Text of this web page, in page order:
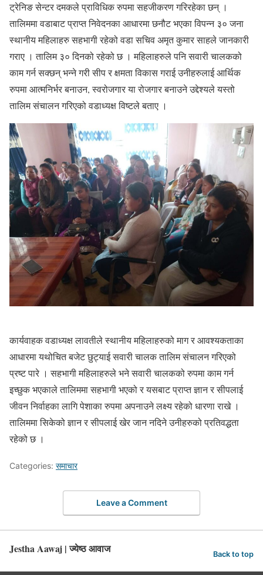
ट्रेनिङ सेन्टर दमकले प्राविधिक रुपमा सहजीकरण गरिरहेका छन् ।
तालिममा वडाबाट प्राप्त निवेदनका आधारमा छनौट भएका विपन्न ३० जना
स्थानीय महिलाहरु सहभागी रहेको वडा सचिव अमृत कुमार साहले जानकारी
गराए । तालिम ३० दिनको रहेको छ । महिलाहरुले पनि सवारी चालकको
काम गर्न सक्छन् भन्ने गरी सीप र क्षमता विकास गराई उनीहरुलाई आर्थिक
रुपमा आत्मनिर्भर बनाउन, स्वरोजगार या रोजगार बनाउने उद्देश्यले यस्तो
तालिम संचालन गरिएको वडाध्यक्ष विष्टले बताए ।
कार्यवाहक वडाध्यक्ष लावतीले स्थानीय महिलाहरुको माग र आवश्यकताका
आधारमा यथोचित बजेट छुट्याई सवारी चालक तालिम संचालन गरिएको
प्रष्ट पारे । सहभागी महिलाहरुले भने सवारी चालकको रुपमा काम गर्न
इच्छुक भएकाले तालिममा सहभागी भएको र यसबाट प्राप्त ज्ञान र सीपलाई
जीवन निर्वाहका लागि पेशाका रुपमा अपनाउने लक्ष्य रहेको धारणा राखे ।
तालिममा सिकेको ज्ञान र सीपलाई खेर जान नदिने उनीहरुको प्रतिवद्धता
रहेको छ ।
Categories: समाचार
Leave a Comment
Jestha Aawaj | ज्येष्ठ आवाज Back to top